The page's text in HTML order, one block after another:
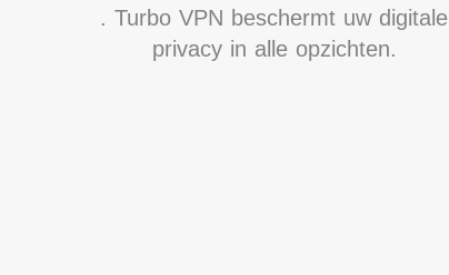
. Turbo VPN beschermt uw digitale
privacy in alle opzichten.